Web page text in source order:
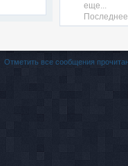
еще...
Отметить все сообщения